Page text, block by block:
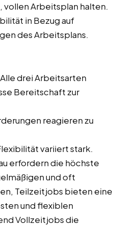
vollen Arbeitsplan halten.
in Bezug auf
des Arbeitsplans.
drei Arbeitsarten
Bereitschaft zur
reagieren zu
variiert stark.
erfordern die höchste
und oft
Teilzeitjobs bieten eine
und flexiblen
Vollzeitjobs die